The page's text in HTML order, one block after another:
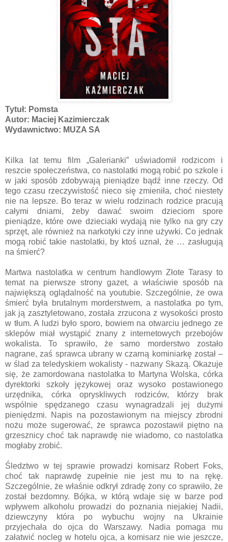
Tytuł: Pomsta
Autor: Maciej Kazimierczak
Wydawnictwo: MUZA SA
Kilka lat temu film „Galerianki” uświadomił rodzicom i
reszcie społeczeństwa, co nastolatki mogą robić po szkole i
w jaki sposób zdobywają pieniądze bądź inne rzeczy. Od
tego czasu rzeczywistość nieco się zmieniła, choć niestety
nie na lepsze. Bo teraz w wielu rodzinach rodzice pracują
całymi dniami, żeby dawać swoim dzieciom spore
pieniądze, które owe dzieciaki wydają nie tylko na gry czy
sprzęt, ale również na narkotyki czy inne używki. Co jednak
mogą robić takie nastolatki, by ktoś uznał, że … zasługują
na śmierć?
Martwa nastolatka w centrum handlowym Złote Tarasy to
temat na pierwsze strony gazet, a właściwie sposób na
największą oglądalność na youtubie. Szczególnie, że owa
śmierć była brutalnym morderstwem, a nastolatka po tym,
jak ją zasztyletowano, została zrzucona z wysokości prosto
w tłum. A ludzi było sporo, bowiem na otwarciu jednego ze
sklepów miał wystąpić znany z internetowych przebojów
wokalista. To sprawiło, że samo morderstwo zostało
nagrane, zaś sprawca ubrany w czarną kominiarkę został –
w ślad za teledyskiem wokalisty - nazwany Skazą. Okazuje
się, że zamordowana nastolatka to Martyna Wolska, córka
dyrektorki szkoły językowej oraz wysoko postawionego
urzędnika, córka opryskliwych rodziców, którzy brak
wspólnie spędzanego czasu wynagradzali jej dużymi
pieniędzmi. Napis na pozostawionym na miejscy zbrodni
nożu może sugerować, że sprawca pozostawił piętno na
grzesznicy choć tak naprawdę nie wiadomo, co nastolatka
mogłaby zrobić.
Śledztwo w tej sprawie prowadzi komisarz Robert Foks,
choć tak naprawdę zupełnie nie jest mu to na rękę.
Szczególnie, że właśnie odkrył zdradę żony co sprawiło, że
został bezdomny. Bójka, w którą wdaje się w barze pod
wpływem alkoholu prowadzi do poznania niejakiej Nadii,
dziewczyny która po wybuchu wojny na Ukrainie
przyjechała do ojca do Warszawy. Nadia pomaga mu
załatwić nocleg w hotelu ojca, a komisarz nie wie jeszcze,